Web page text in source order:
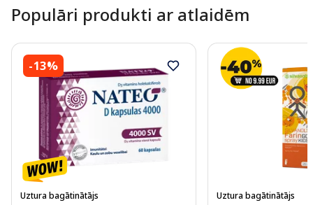
Populāri produkti ar atlaidēm
-13%
Uztura bagātinātājs Uztura bagātinātājs